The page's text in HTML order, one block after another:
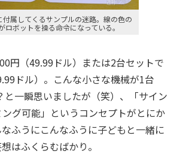
属してくるサンプルの迷路。線の色の
ロボットを操る命令になっている。
円（49.99ドル）または2台セットで
ドル）。こんな小さな機械が1台
と一瞬思いましたが（笑）、「サイン
グ可能」というコンセプトがとにか
ふうにこんなふうに子どもと一緒に
はふくらむばかり。